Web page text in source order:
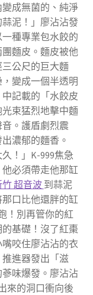
成無菌的、純淨
泥！」廖沾沾發
種專業包水餃的
麵皮。麵皮被他
公尺的巨大麵
變成一個半透明
記載的「水餃皮
束猛烈地擊中麵
。護盾劇烈震
濃郁的麵香。
！」K-999焦急
必須帶走他那缸
竹 超音波到蒜泥
口比他還胖的缸
！別再管你的紅
基礎！沒了紅棗
咬住廖沾沾的衣
進器發出「滋
味爆發。廖沾沾
來的洞口衝向後